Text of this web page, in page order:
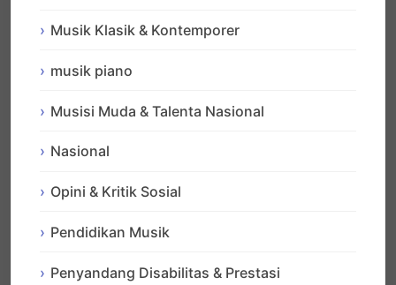
Musik Klasik & Kontemporer
musik piano
Musisi Muda & Talenta Nasional
Nasional
Opini & Kritik Sosial
Pendidikan Musik
Penyandang Disabilitas & Prestasi